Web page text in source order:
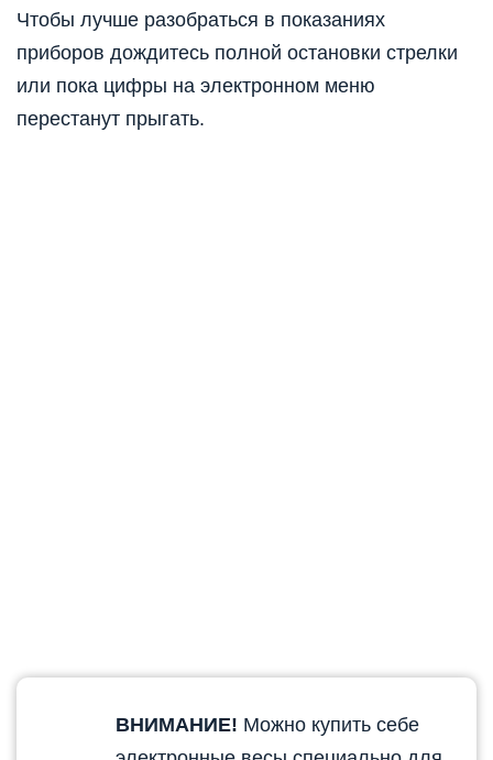
Чтобы лучше разобраться в показаниях
приборов дождитесь полной остановки стрелки
или пока цифры на электронном меню
перестанут прыгать.
ВНИМАНИЕ! Можно купить себе